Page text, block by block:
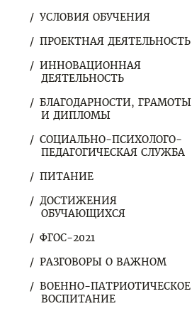
УСЛОВИЯ ОБУЧЕНИЯ
ПРОЕКТНАЯ ДЕЯТЕЛЬНОСТЬ
ИННОВАЦИОННАЯ
ДЕЯТЕЛЬНОСТЬ
БЛАГОДАРНОСТИ, ГРАМОТЫ
И ДИПЛОМЫ
СОЦИАЛЬНО-ПСИХОЛОГО-
ПЕДАГОГИЧЕСКАЯ СЛУЖБА
ПИТАНИЕ
ДОСТИЖЕНИЯ
ОБУЧАЮЩИХСЯ
ФГОС-2021
РАЗГОВОРЫ О ВАЖНОМ
ВОЕННО-ПАТРИОТИЧЕСКОЕ
ВОСПИТАНИЕ